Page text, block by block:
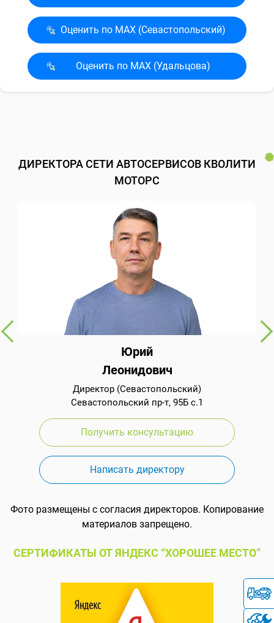
Оценить по MAX (Севасто­польский)
Оценить по MAX (Удальцова)
ДИРЕКТОРА СЕТИ АВТОСЕРВИСОВ КВОЛИТИ
МОТОРС
Юрий
Леонидович
Директор (Севастопольский)
Севастопольский пр-т, 95Б с.1
Получить консультацию
Написать директору
Фото размещены с согласия директоров. Копирование
материалов запрещено.
СЕРТИФИКАТЫ ОТ ЯНДЕКС “ХОРОШЕЕ МЕСТО”